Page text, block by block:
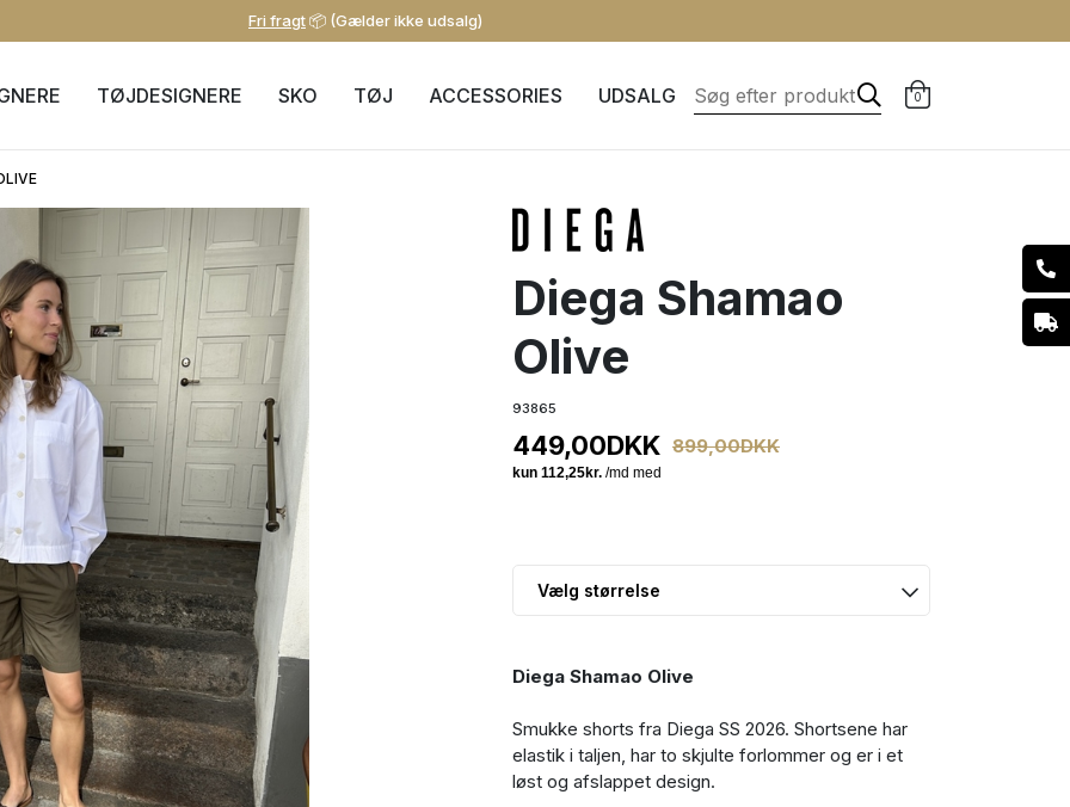
Fri fragt📦 (Gælder ikke udsalg)
TØJDESIGNERE SKO TØJ ACCESSORIES UDSALG 0
Diega Shamao
Olive
93865
449,00DKK 899,00DKK
Diega Shamao Olive
Smukke shorts fra Diega SS 2026. Shortsene har
elastik i taljen, har to skjulte forlommer og er i et
løst og afslappet design.